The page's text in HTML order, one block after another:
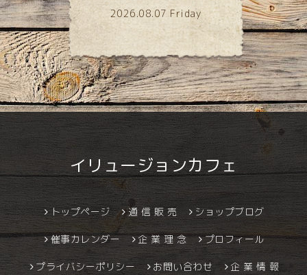
2026.08.07 Friday
イリュージョンカフェ
トップページ 通 信 販 売 ショップブログ
催事カレンダー 企 業 理 念 プロフィール
プライバシーポリシー お問い合わせ 企 業 情 報